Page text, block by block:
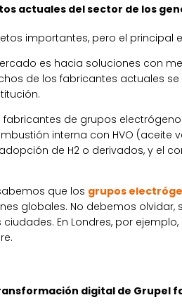
actuales del sector de los
importantes, pero el principal
es hacia soluciones con
de los fabricantes actuales
fabricantes de grupos
interna con HVO (aceite
de H2 o derivados, y el
que los grupos
globales. No debemos
En Londres, por
digital de Grupel